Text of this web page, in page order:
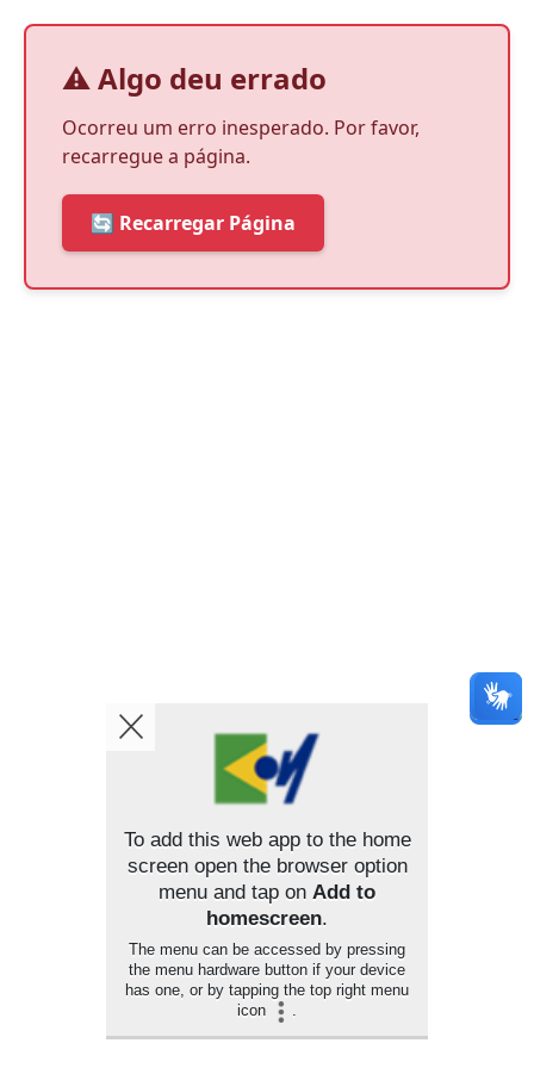
⚠️ Algo deu errado
Ocorreu um erro inesperado. Por favor,
recarregue a página.
🔄 Recarregar Página
To add this web app to the home
screen open the browser option
menu and tap on Add to
homescreen.
The menu can be accessed by pressing
the menu hardware button if your device
has one, or by tapping the top right menu
icon
.